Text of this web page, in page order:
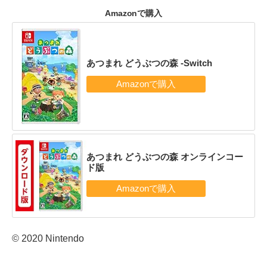
Amazonで購入
あつまれ どうぶつの森 -Switch
あつまれ どうぶつの森 オンラインコー
ド版
© 2020 Nintendo